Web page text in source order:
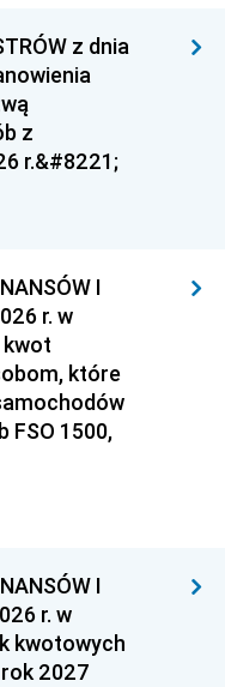
z dnia
z
r.&#8221;
I
r. w
które
FSO 1500,
I
r. w
kwotowych
2027